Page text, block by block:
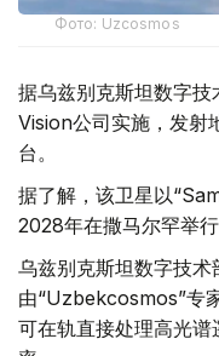
Фото: Uzcosmos
据乌兹别克斯坦数字
Vision公司实施，发射
台。
据了解，该卫星以
2028年在撒马尔罕举
乌兹别克斯坦数字技
由“Uzbekcosmos”专
可在轨直接处理高光